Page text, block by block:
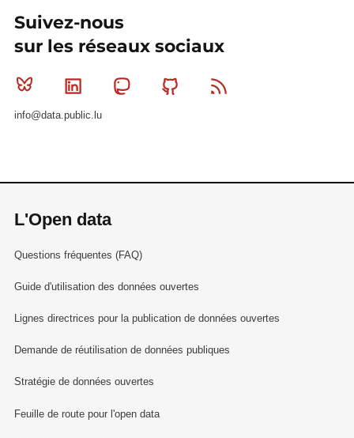
Suivez-nous
sur les réseaux sociaux
Bluesky Linkedin MastodonGithub
info@data.public.lu
L'Open data
Questions fréquentes (FAQ)
Guide d'utilisation des données ouvertes
Lignes directrices pour la publication de données ouvertes
Demande de réutilisation de données publiques
Stratégie de données ouvertes
Feuille de route pour l'open data